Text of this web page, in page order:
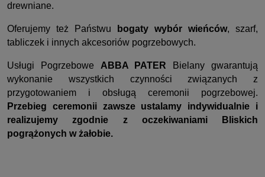
drewniane.
Oferujemy też Państwu bogaty wybór wieńców, szarf,
tabliczek i innych akcesoriów pogrzebowych.
Usługi Pogrzebowe ABBA PATER Bielany gwarantują
wykonanie wszystkich czynności związanych z
przygotowaniem i obsługą ceremonii pogrzebowej.
Przebieg ceremonii zawsze ustalamy indywidualnie i
realizujemy zgodnie z oczekiwaniami Bliskich
pogrążonych w żałobie.